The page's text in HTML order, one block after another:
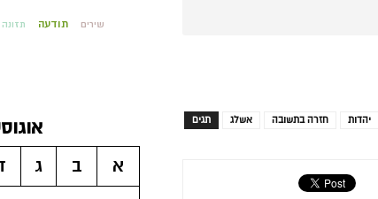
תגים אשלג חזרה בתשובה יהדות
שירים תודעה תזונה
אוגוסט
א
ב ג